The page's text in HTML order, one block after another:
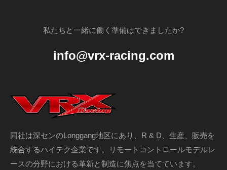
私たちと一緒に働く準備はできましたか?
info@vrx-racing.com
同社は深センのLonggang地区にあり、R & D、生産、販売を
統合するハイテク企業です。リモートコントロールモデルレ
ースの分野における革新と制造に焦点を当てています。